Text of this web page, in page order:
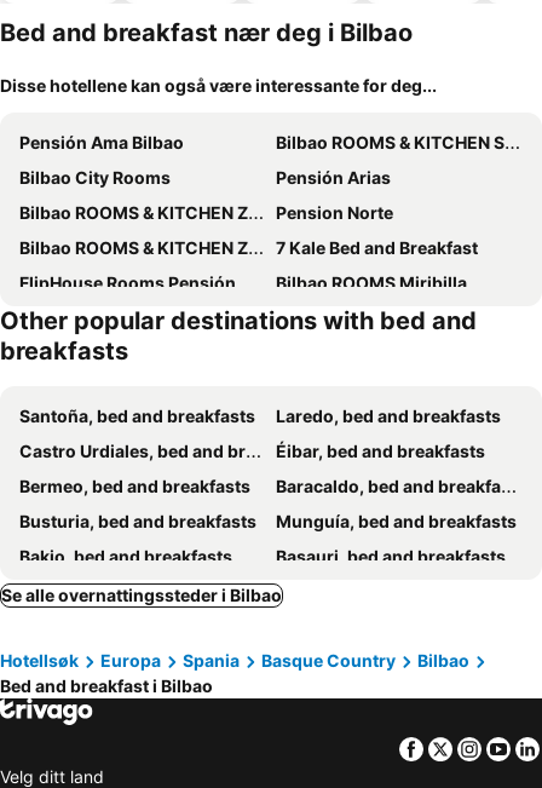
Bed and breakfast nær deg i Bilbao
Disse hotellene kan også være interessante for deg...
Pensión Ama Bilbao
Bilbao ROOMS & KITCHEN Santutxu
Bilbao City Rooms
Pensión Arias
Bilbao ROOMS & KITCHEN Zorroza
Pension Norte
Bilbao ROOMS & KITCHEN Zabalburu
7 Kale Bed and Breakfast
FlipHouse Rooms Pensión
Bilbao ROOMS Miribilla
Pensión Miribilla
Pensión La Salve
Other popular destinations with bed and
breakfasts
Santoña, bed and breakfasts
Laredo, bed and breakfasts
Castro Urdiales, bed and breakfasts
Éibar, bed and breakfasts
Bermeo, bed and breakfasts
Baracaldo, bed and breakfasts
Busturia, bed and breakfasts
Munguía, bed and breakfasts
Bakio, bed and breakfasts
Basauri, bed and breakfasts
Durango, bed and breakfasts
Mutriku, bed and breakfasts
Galdakao, bed and breakfasts Valle de Mena, bed and breakfasts
Getxo, bed and breakfasts
Muskiz, bed and breakfasts
Ramales de la Victoria, bed and breakfasts
Mendaro, bed and breakfasts
Valdegovia, bed and breakfasts
Se alle overnattingssteder i Bilbao
Hotellsøk Europa Spania Basque Country
Bilbao
Bed and breakfast i Bilbao
Facebook
Twitter
Velg ditt land